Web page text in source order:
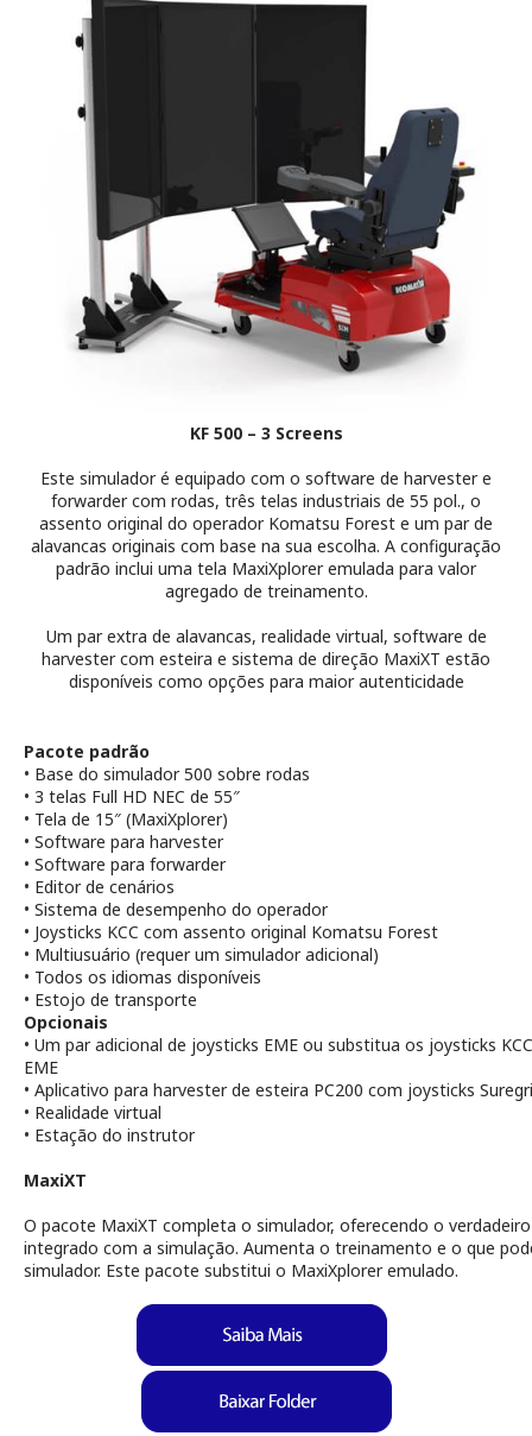
KF 500 – 3 Screens
Este simulador é equipado com o software de harvestere
forwardercom rodas, três telas industriais de 55 pol., o
assento original do operador Komatsu Forest e um par de
alavancas originais com base na sua escolha. A configuração
padrão inclui uma tela MaxiXploreremulada para valor
agregado de treinamento.
Um par extra de alavancas, realidade virtual, software de
harvestercom esteira e sistema de direção MaxiXT estão
disponíveis como opções para maior autenticidade
Pacote padrão
• Base do simulador 500 sobre rodas
• 3 telas Full HD NEC de 55″
• Tela de 15″ (MaxiXplorer)
• Software para harvester
• Software para forwarder
• Editor de cenários
• Sistema de desempenho do operador
• Joysticks KCC com assento original Komatsu Forest
• Multiusuário (requer um simulador adicional)
• Todos os idiomas disponíveis
• Estojo de transporte
Opcionais
• Um par adicional de joysticks EME ou substitua os joysticks
EME
• Aplicativo para harvesterde esteira PC200 com joysticks
• Realidade virtual
• Estação do instrutor
MaxiXT
O pacote MaxiXT completa o simulador, oferecendo o
integrado com a simulação. Aumenta o treinamento e o que
simulador. Este pacote substitui o MaxiXploreremulado.